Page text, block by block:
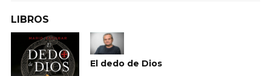
LIBROS
El dedo de Dios